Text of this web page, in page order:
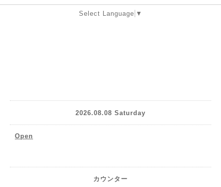
Select Language ▼
2026.08.08 Saturday
Open
カウンター